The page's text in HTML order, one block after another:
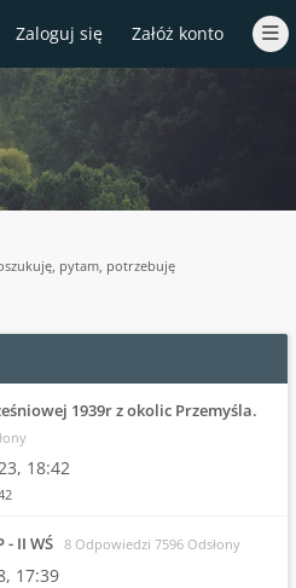
Zaloguj się Załóż konto
pytam, potrzebuję
1939r z okolic Przemyśla.
18:42
- II WŚ 8 Odpowiedzi 7596 Odsłony
17:39